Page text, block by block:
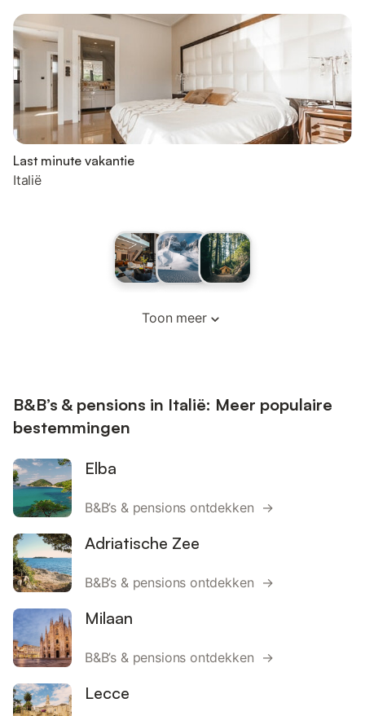
Last minute vakantie
Italië
Toon meer
B&B’s & pensions in Italië: Meer populaire
bestemmingen
Elba
B&B’s & pensions ontdekken →
Adriatische Zee
B&B’s & pensions ontdekken →
Milaan
B&B’s & pensions ontdekken →
Lecce